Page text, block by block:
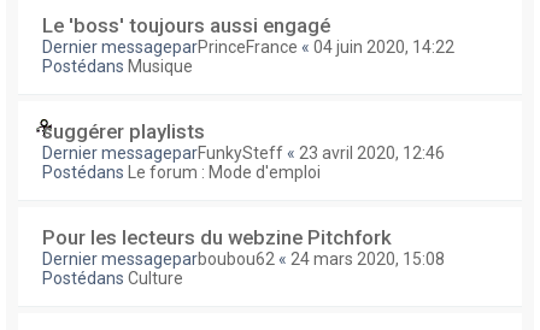
Le 'boss' toujours aussi engagé
Dernier messageparPrinceFrance « 04 juin 2020, 14:22
Postédans Musique
suggérer playlists
Dernier messageparFunkySteff « 23 avril 2020, 12:46
Postédans
Le forum : Mode d'emploi
Pour les lecteurs du webzine Pitchfork
Dernier messageparboubou62 « 24 mars 2020, 15:08
Postédans Culture